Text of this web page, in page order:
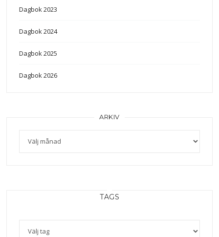
Dagbok 2023
Dagbok 2024
Dagbok 2025
Dagbok 2026
ARKIV
TAGS